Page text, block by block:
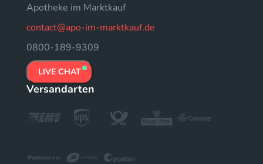
Apotheke im Marktkauf
contact@apo-im-marktkauf.de
0800-189-9309
LIVE CHAT
Versandarten